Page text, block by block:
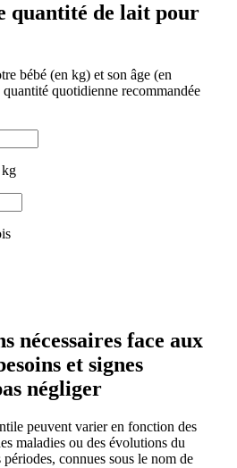
quantité de lait pour
bébé (en kg) et son âge (en
quotidienne recommandée
kg
nécessaires face aux
et signes
négliger
peuvent varier en fonction des
maladies ou des évolutions du
connues sous le nom de